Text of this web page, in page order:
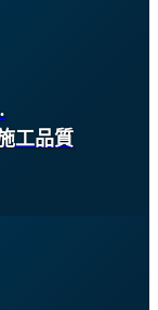
工品質